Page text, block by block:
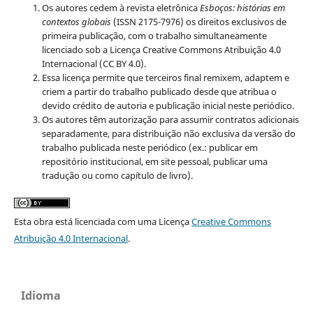
Os autores cedem à revista eletrônicaEsboços: histórias em
contextos globais(ISSN 2175-7976) os direitos exclusivos de
primeira publicação, com o trabalho simultaneamente
licenciado sob a Licença Creative Commons Atribuição 4.0
Internacional (CC BY 4.0).
Essa licença permite que terceiros final remixem, adaptem e
criem a partir do trabalho publicado desde que atribua o
devido crédito de autoria e publicação inicial neste periódico.
Os autores têm autorização para assumir contratos adicionais
separadamente, para distribuição não exclusiva da versão do
trabalho publicada neste periódico (ex.: publicar em
repositório institucional, em site pessoal, publicar uma
tradução ou como capítulo de livro).
Esta obra está licenciada com uma LicençaCreative Commons
Atribuição 4.0 Internacional.
Idioma